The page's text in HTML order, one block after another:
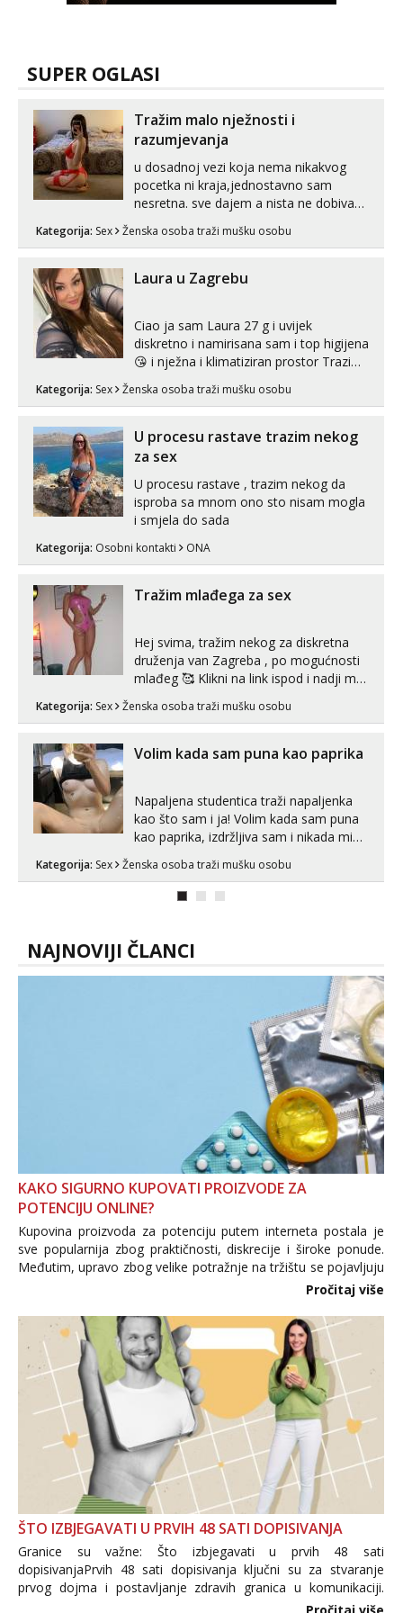
SUPER OGLASI
Tražim malo nježnosti i
razumjevanja
u dosadnoj vezi koja nema nikakvog
pocetka ni kraja,jednostavno sam
nesretna. sve dajem a nista ne dobivam
zadovoljiti moje potrebe,ne trazim puno
volim njezan seks i njezne poljupce po
tijelu koji me jako pale,obozavam kad
Kategorija: Sex Ženska osoba traži mušku osobu
Laura u Zagrebu
Ciao ja sam Laura 27 g i uvijek
diskretno i namirisana sam i top higijena
😘 i nježna i klimatiziran prostor Trazim
Pusenje i gutanje sperme Erotsko rublje
tijelu Iskljucivo neradim analni !!! I
Kategorija: Sex Ženska osoba traži mušku osobu
U procesu rastave trazim nekog
za sex
U procesu rastave , trazim nekog da
isproba sa mnom ono sto nisam mogla
i smjela do sada
Kategorija: Osobni kontakti ONA
Tražim mlađega za sex
Hej svima, tražim nekog za diskretna
druženja van Zagreba , po mogućnosti
mlađeg 🥰 Klikni na link ispod i nadji me
Kategorija: Sex Ženska osoba traži mušku osobu
Volim kada sam puna kao paprika
Napaljena studentica traži napaljenka
kao što sam i ja! Volim kada sam puna
kao paprika, izdržljiva sam i nikada mi
puta dnevno bilo kad i bilo gdje zato se
javi što prije da me isprobaš Klikni na
Kategorija: Sex Ženska osoba traži mušku osobu
NAJNOVIJI ČLANCI
KAKO SIGURNO KUPOVATI PROIZVODE ZA
POTENCIJU ONLINE?
Kupovina proizvoda za potenciju putem interneta postala je
sve popularnija zbog praktičnosti, diskrecije i široke ponude.
Međutim, upravo zbog velike potražnje na tržištu se pojavljuju
i brojni krivotvoreni proizvodi, nepouzdane internetske
Pročitaj više
ŠTO IZBJEGAVATI U PRVIH 48 SATI DOPISIVANJA
Granice su važne: Što izbjegavati u prvih 48 sati
dopisivanjaPrvih 48 sati dopisivanja ključni su za stvaranje
prvog dojma i postavljanje zdravih granica u komunikaciji.
Važno je izbjeći prebrzo otkrivanje osobnih ili intimnih